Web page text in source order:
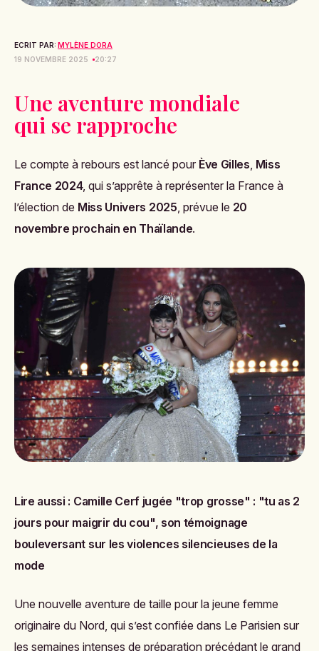
ECRIT PAR: MYLÈNE DORA
19 NOVEMBRE 2025
20:27
Une aventure mondiale
qui se rapproche
Le compte à rebours est lancé pour Ève Gilles, Miss
France 2024, qui s’apprête à représenter la France à
l’élection de Miss Univers 2025, prévue le 20
novembre prochain en Thaïlande.
Lire aussi : Camille Cerf jugée "trop grosse" : "tu as 2
jours pour maigrir du cou", son témoignage
bouleversant sur les violences silencieuses de la
mode
Une nouvelle aventure de taille pour la jeune femme
originaire du Nord, qui s’est confiée dans Le Parisien sur
les semaines intenses de préparation précédant le grand